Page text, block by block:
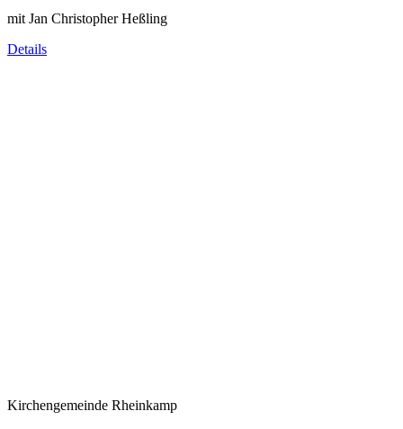
mit Jan Christopher Heßling
Details
Kirchengemeinde Rheinkamp